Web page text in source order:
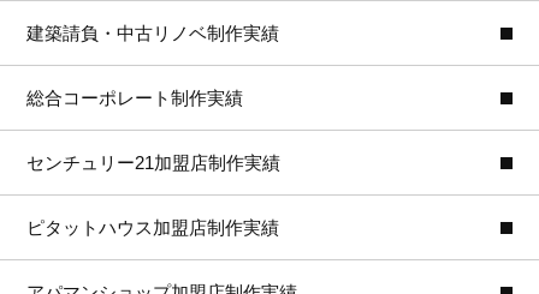
建築請負・中古リノベ制作実績
総合コーポレート制作実績
センチュリー21加盟店制作実績
ピタットハウス加盟店制作実績